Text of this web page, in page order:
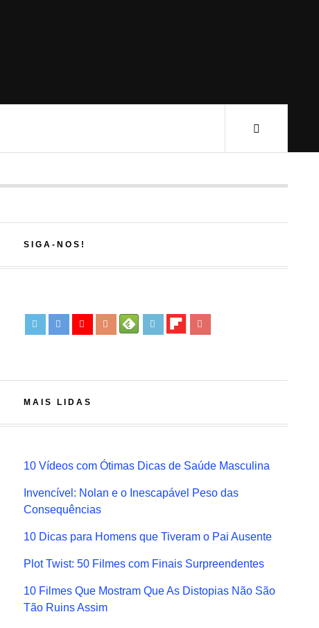
SIGA-NOS!
MAIS LIDAS
10 Vídeos com Ótimas Dicas de Saúde Masculina
Invencível: Nolan e o Inescapável Peso das
Consequências
10 Dicas para Homens que Tiveram o Pai Ausente
Plot Twist: 50 Filmes com Finais Surpreendentes
10 Filmes Que Mostram Que As Distopias Não São
Tão Ruins Assim